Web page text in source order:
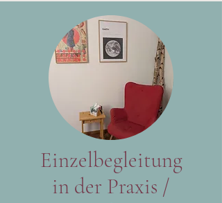
Einzelbegleitung
in der Praxis /